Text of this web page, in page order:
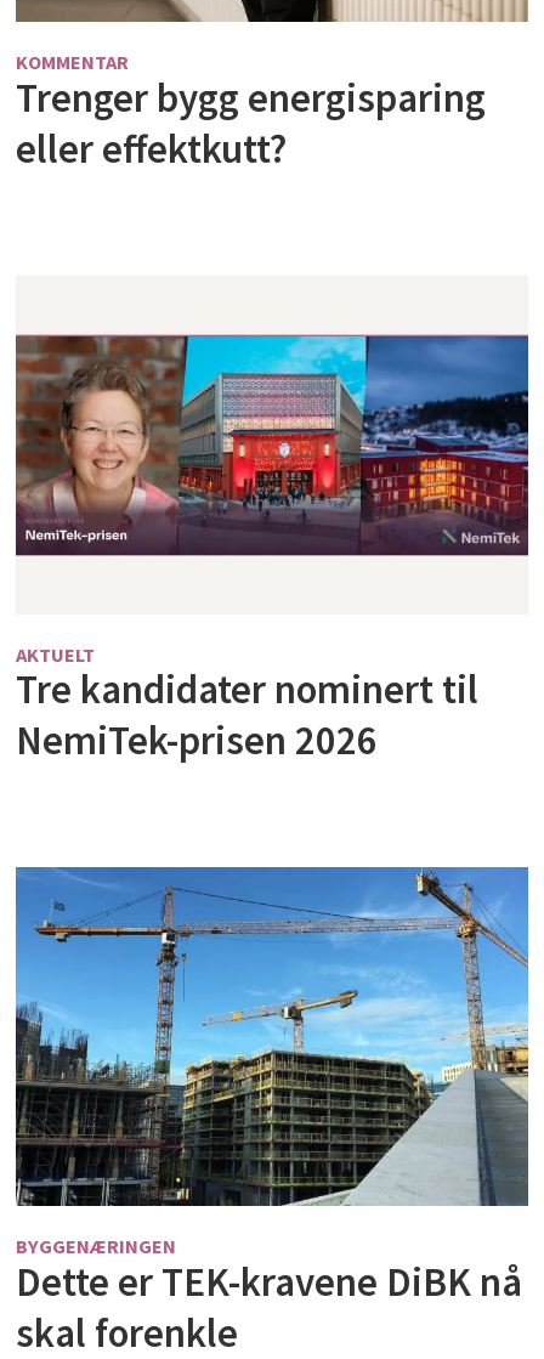
KOMMENTAR
Trenger bygg energisparing
eller effektkutt?
AKTUELT
Tre kandidater nominert til
NemiTek-prisen 2026
BYGGENÆRINGEN
Dette er TEK-kravene DiBK nå
skal forenkle